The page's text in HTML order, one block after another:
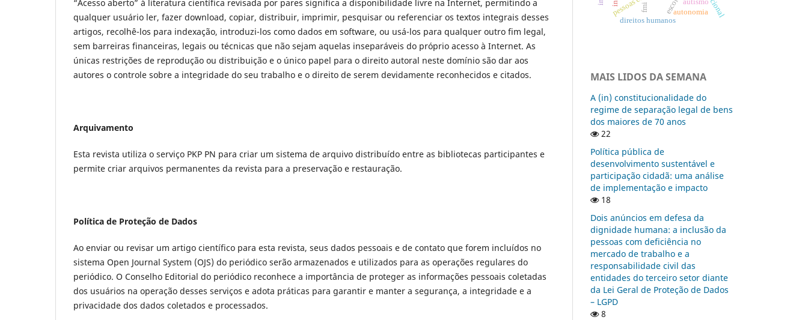
“Acesso aberto” à literatura científica revisada por pares significa a disponibilidade livre na Internet, permitindo a
qualquer usuário ler, fazer download, copiar, distribuir, imprimir, pesquisar ou referenciar os textos integrais desses
artigos, recolhê-los para indexação, introduzi-los como dados em software, ou usá-los para qualquer outro fim legal,
sem barreiras financeiras, legais ou técnicas que não sejam aquelas inseparáveis do próprio acesso à Internet. As
únicas restrições de reprodução ou distribuição e o único papel para o direito autoral neste domínio são dar aos
autores o controle sobre a integridade do seu trabalho e o direito de serem devidamente reconhecidos e citados.
Arquivamento
Esta revista utiliza o serviço PKP PN para criar um sistema de arquivo distribuído entre as bibliotecas participantes e
permite criar arquivos permanentes da revista para a preservação e restauração.
Política de Proteção de Dados
Ao enviar ou revisar um artigo científico para esta revista, seus dados pessoais e de contato que forem incluídos no
sistema Open Journal System (OJS) do periódico serão armazenados e utilizados para as operações regulares do
periódico. O Conselho Editorial do periódico reconhece a importância de proteger as informações pessoais coletadas
dos usuários na operação desses serviços e adota práticas para garantir e manter a segurança, a integridade e a
privacidade dos dados coletados e processados.
direitos humanos
fmi autonomia
MAIS LIDOS DA SEMANA
A (in) constitucionalidade do
regime de separação legal de bens
dos maiores de 70 anos
22
Política pública de
desenvolvimento sustentável e
participação cidadã: uma análise
de implementação e impacto
18
Dois anúncios em defesa da
dignidade humana: a inclusão da
pessoas com deficiência no
mercado de trabalho e a
responsabilidade civil das
entidades do terceiro setor diante
da Lei Geral de Proteção de Dados
– LGPD
8